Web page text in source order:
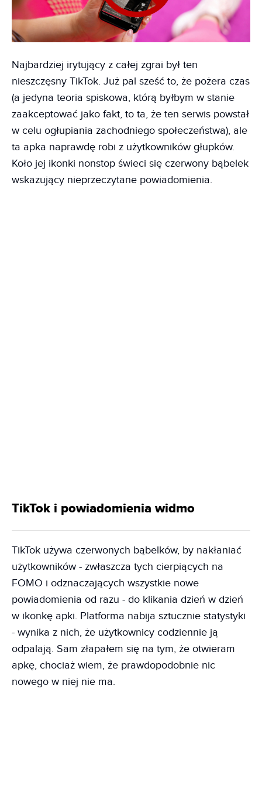
Najbardziej irytujący z całej zgrai był ten
nieszczęsny TikTok. Już pal sześć to, że pożera czas
(a jedyna teoria spiskowa, którą byłbym w stanie
zaakceptować jako fakt, to ta, że ten serwis powstał
w celu ogłupiania zachodniego społeczeństwa), ale
ta apka naprawdę robi z użytkowników głupków.
Koło jej ikonki nonstop świeci się czerwony bąbelek
wskazujący nieprzeczytane powiadomienia.
TikTok i powiadomienia widmo
TikTok używa czerwonych bąbelków, by nakłaniać
użytkowników - zwłaszcza tych cierpiących na
FOMO i odznaczających wszystkie nowe
powiadomienia od razu - do klikania dzień w dzień
w ikonkę apki. Platforma nabija sztucznie statystyki
- wynika z nich, że użytkownicy codziennie ją
odpalają. Sam złapałem się na tym, że otwieram
apkę, chociaż wiem, że prawdopodobnie nic
nowego w niej nie ma.